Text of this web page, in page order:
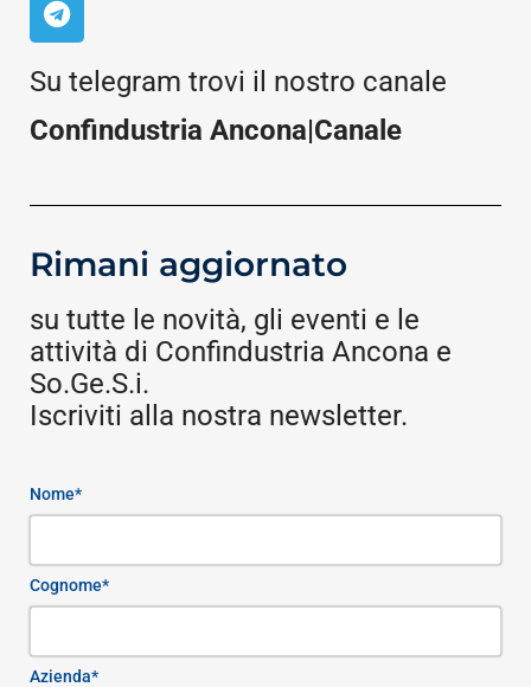
Su telegram trovi il nostro canale
Confindustria Ancona|Canale
Rimani aggiornato
su tutte le novità, gli eventi e le
attività di Confindustria Ancona e
So.Ge.S.i.
Iscriviti alla nostra newsletter.
Nome*
Cognome*
Azienda*